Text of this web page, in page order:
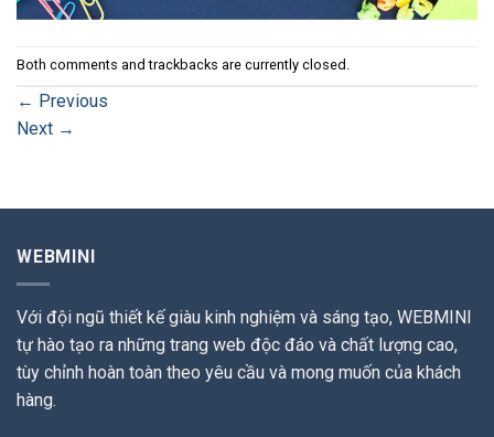
Both comments and trackbacks are currently closed.
← Previous
Next →
WEBMINI
Với đội ngũ thiết kế giàu kinh nghiệm và sáng tạo, WEBMINI
tự hào tạo ra những trang web độc đáo và chất lượng cao,
tùy chỉnh hoàn toàn theo yêu cầu và mong muốn của khách
hàng.